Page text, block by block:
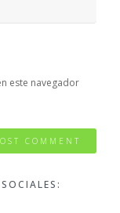
este navegador